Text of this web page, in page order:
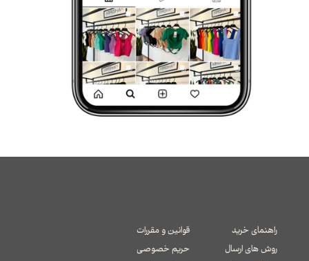
راهنمای خرید
روش های ارسال
قوانین و مقررات
حریم خصوصی